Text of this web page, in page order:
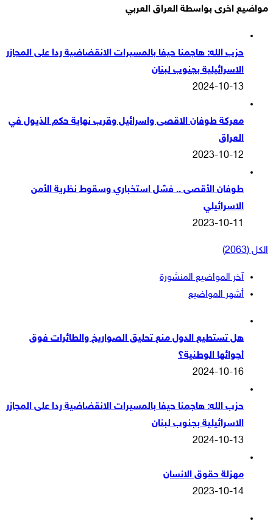
مواضيع اخرى بواسطة العراق العربي
حزب الله: هاجمنا حيفا بالمسيرات الانقضاضية ردا على المجازر
الاسرائيلية بجنوب لبنان
2024-10-13
معركة طوفان الاقصى واسرائيل وقرب نهاية حكم الذيول في
العراق
2023-10-12
طوفان الأقصى .. فشل استخباري وسقوط نظرية الأمن
الاسرائيلي
2023-10-11
الكل (2063)
آخر المواضيع المنشورة
أشهر المواضيع
هل تستطيع الدول منع تحليق الصواريخ والطائرات فوق
أجوائها الوطنية؟
2024-10-16
حزب الله: هاجمنا حيفا بالمسيرات الانقضاضية ردا على المجازر
الاسرائيلية بجنوب لبنان
2024-10-13
مهزلة حقوق الانسان
2023-10-14